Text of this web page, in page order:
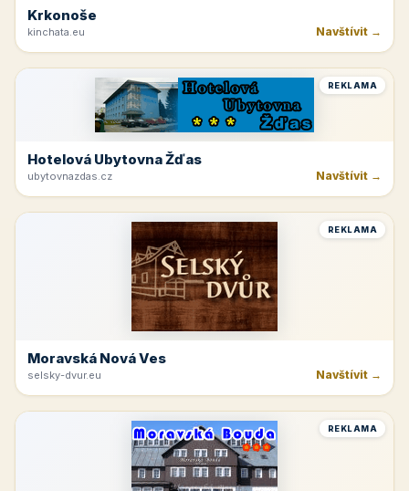
Krkonoše
kinchata.eu Navštívit →
REKLAMA
Hotelová Ubytovna Žďas
ubytovnazdas.cz Navštívit →
REKLAMA
Moravská Nová Ves
selsky-dvur.eu Navštívit →
REKLAMA